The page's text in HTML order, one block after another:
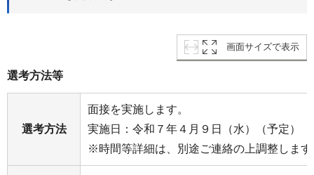
画面サイズで表示
選考方法等
選考方法
面接を実施します。
実施日：令和７年４月９日（水）（予定）
※時間等詳細は、別途ご連絡の上調整します